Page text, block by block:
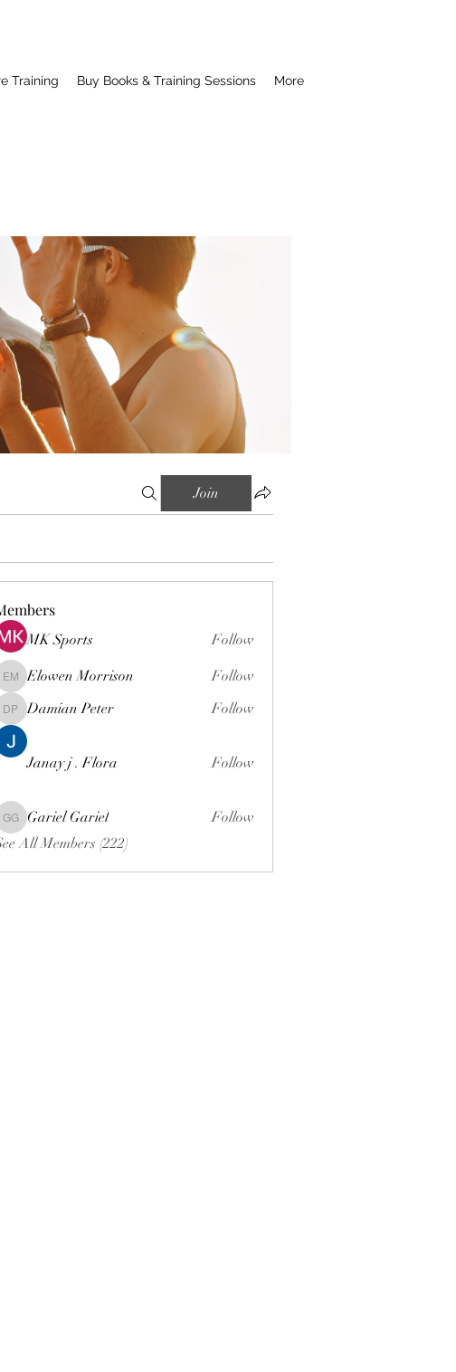
Training Buy Books & Training Sessions More
Join
MK Sports Follow
Elowen Morrison
Elowen Morrison Follow
Damian Peter
Damian Peter Follow
Janay j . Flora Follow
Gariel Gariel
Gariel Gariel
Follow
All Members (222)